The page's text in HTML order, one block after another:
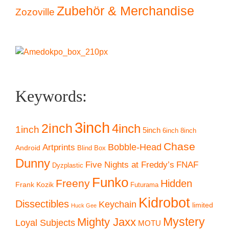
Zozoville Zubehör & Merchandise
Keywords:
1inch 2inch 3inch4inch 5inch 6inch 8inch
Android Artprints Blind Box Bobble-Head Chase
Dunny Dyzplastic Five Nights at Freddy’s FNAF
Frank Kozik Freeny Funko Futurama Hidden
Dissectibles Huck Gee Keychain Kidrobot limited
Loyal Subjects Mighty Jaxx MOTU Mystery